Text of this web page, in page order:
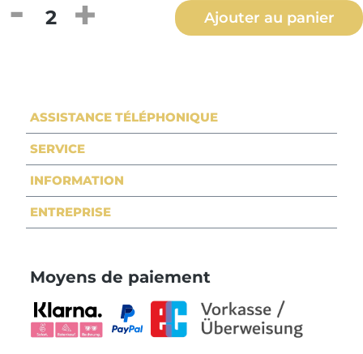
Quantité de produit : Entrez la
Ajouter au panier
ASSISTANCE TÉLÉPHONIQUE
SERVICE
INFORMATION
ENTREPRISE
Moyens de paiement